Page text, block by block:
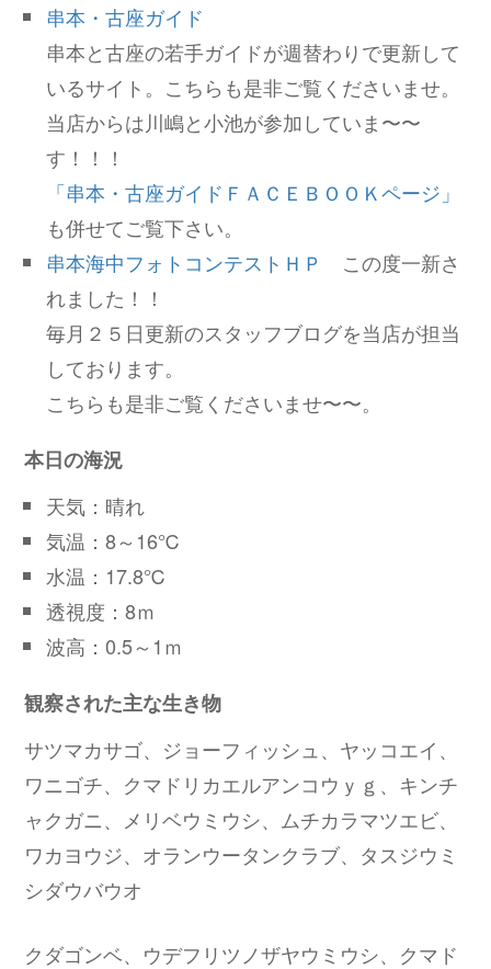
串本・古座ガイド
串本と古座の若手ガイドが週替わりで更新して
いるサイト。こちらも是非ご覧くださいませ。
当店からは川嶋と小池が参加していま〜〜
す！！！
「串本・古座ガイドＦＡＣＥＢＯＯＫページ」
も併せてご覧下さい。
串本海中フォトコンテストＨＰ
この度一新さ
れました！！
毎月２５日更新のスタッフブログを当店が担当
しております。
こちらも是非ご覧くださいませ〜〜。
本日の海況
天気：晴れ
気温：8～16℃
水温：17.8℃
透視度：8ｍ
波高：0.5～1ｍ
観察された主な生き物
サツマカサゴ、ジョーフィッシュ、ヤッコエイ、
ワニゴチ、クマドリカエルアンコウｙｇ、キンチ
ャクガニ、メリベウミウシ、ムチカラマツエビ、
ワカヨウジ、オランウータンクラブ、タスジウミ
シダウバウオ
クダゴンベ、ウデフリツノザヤウミウシ、クマド